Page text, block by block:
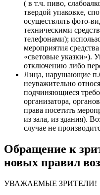
( в т.ч. пиво,
твердой упаковке,
осуществлять фото-
техническими
телефонами);
мероприятия
«световые указки»).
отключению либо
Лица, нарушающие
неуважительно
подчиняющиеся
организатора,
права посетить
из зала, из здания).
случае не
Обращение к
новых правил
УВАЖАЕМЫЕ ЗРИТЕЛИ!